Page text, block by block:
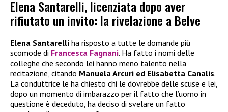
Elena Santarelli, licenziata dopo aver
rifiutato un invito: la rivelazione a Belve
Elena Santarelli ha risposto a tutte le domande più
scomode di Francesca Fagnani. Ha fatto i nomi delle
colleghe che secondo lei hanno meno talento nella
recitazione, citando Manuela Arcuri ed Elisabetta Canalis.
La conduttrice le ha chiesto chi le dovrebbe delle scuse e lei,
dopo un momento di imbarazzo per il fatto che l’uomo in
questione è deceduto, ha deciso di svelare un fatto